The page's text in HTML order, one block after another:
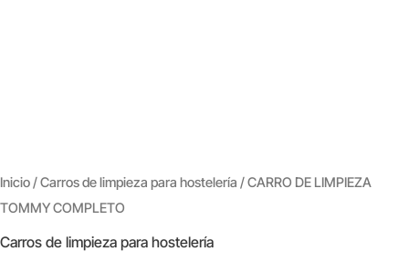
Inicio/Carros de limpieza para hostelería / CARRO DE LIMPIEZA
TOMMY COMPLETO
Carros de limpieza para hostelería